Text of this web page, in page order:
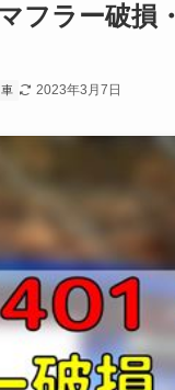
フラー破損
車 2023年3月7日